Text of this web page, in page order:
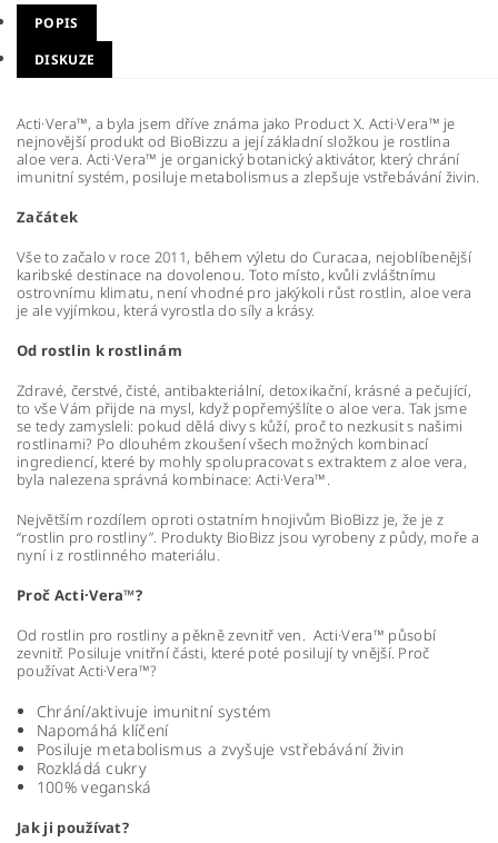
POPIS
DISKUZE
Acti·Vera™, a byla jsem dříve známa jako Product X. Acti·Vera™ je
nejnovější produkt od BioBizzu a její základní složkou je rostlina
aloe vera. Acti·Vera™ je organický botanický aktivátor, který chrání
imunitní systém, posiluje metabolismus a zlepšuje vstřebávání živin.
Začátek
Vše to začalo v roce 2011, během výletu do Curacaa, nejoblíbenější
karibské destinace na dovolenou. Toto místo, kvůli zvláštnímu
ostrovnímu klimatu, není vhodné pro jakýkoli růst rostlin, aloe vera
je ale vyjímkou, která vyrostla do síly a krásy.
Od rostlin k rostlinám
Zdravé, čerstvé, čisté, antibakteriální, detoxikační, krásné a pečující,
to vše Vám přijde na mysl, když popřemýšlíte o aloe vera. Tak jsme
se tedy zamysleli: pokud dělá divy s kůží, proč to nezkusit s našimi
rostlinami? Po dlouhém zkoušení všech možných kombinací
ingrediencí, které by mohly spolupracovat s extraktem z aloe vera,
byla nalezena správná kombinace: Acti·Vera™.
Největším rozdílem oproti ostatním hnojivům BioBizz je, že je z
“rostlin pro rostliny”. Produkty BioBizz jsou vyrobeny z půdy, moře a
nyní i z rostlinného materiálu.
Proč Acti·Vera™?
Od rostlin pro rostliny a pěkně zevnitř ven. Acti·Vera™ působí
zevnitř. Posiluje vnitřní části, které poté posilují ty vnější. Proč
používat Acti·Vera™?
Chrání/aktivuje imunitní systém
Napomáhá klíčení
Posiluje metabolismus a zvyšuje vstřebávání živin
Rozkládá cukry
100% veganská
Jak ji používat?